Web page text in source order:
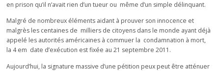
en prison qu’il n’avait rien d’un tueur ou même d’un simple délinquant.
Malgré de nombreux éléments aidant à prouver son innocence et
malgrès les centaines de milliers de citoyens dans le monde ayant déjà
appelé les autorités américaines à commuer la condamnation à mort,
la 4 em date d’exécution est fixée au 21 septembre 2011.
Aujourd’hui, la signature massive d’une pétition peux peut être atténuer